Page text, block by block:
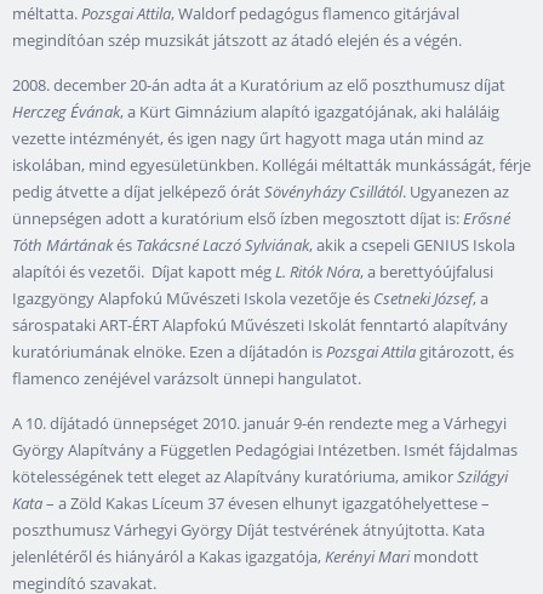
méltatta.Pozsgai Attila, Waldorf pedagógus flamenco gitárjával
megindítóan szép muzsikát játszott az átadó elején és a végén.
2008. december 20-án adta át a Kuratórium az elő poszthumusz díjat
Herczeg Évának, a Kürt Gimnázium alapító igazgatójának, aki haláláig
vezette intézményét, és igen nagy űrt hagyott maga után mind az
iskolában, mind egyesületünkben. Kollégái méltatták munkásságát, férje
pedig átvette a díjat jelképező órátSövényházy Csillától. Ugyanezen az
ünnepségen adott a kuratórium első ízben megosztott díjat is:Erősné
Tóth Mártánakés Takácsné Laczó Sylviának, akik a csepeli GENIUS Iskola
alapítói és vezetői. Díjat kapott mégL. Ritók Nóra, a berettyóújfalusi
Igazgyöngy Alapfokú Művészeti Iskola vezetője és Csetneki József, a
sárospataki ART-ÉRT Alapfokú Művészeti Iskolát fenntartó alapítvány
kuratóriumának elnöke. Ezen a díjátadón isPozsgai Attila gitározott, és
flamenco zenéjével varázsolt ünnepi hangulatot.
A 10. díjátadó ünnepséget 2010. január 9-én rendezte meg a Várhegyi
György Alapítvány a Független Pedagógiai Intézetben. Ismét fájdalmas
kötelességének tett eleget az Alapítvány kuratóriuma, amikorSzilágyi
Kata– a Zöld Kakas Líceum 37 évesen elhunyt igazgatóhelyettese –
poszthumusz Várhegyi György Díját testvérének átnyújtotta. Kata
jelenlétéről és hiányáról a Kakas igazgatója,Kerényi Marimondott
megindító szavakat.